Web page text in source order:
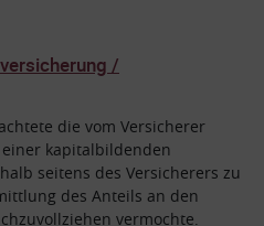
/
die vom Versicherer
kapitalbildenden
seitens des Versicherers zu
des Anteils an den
vermochte.